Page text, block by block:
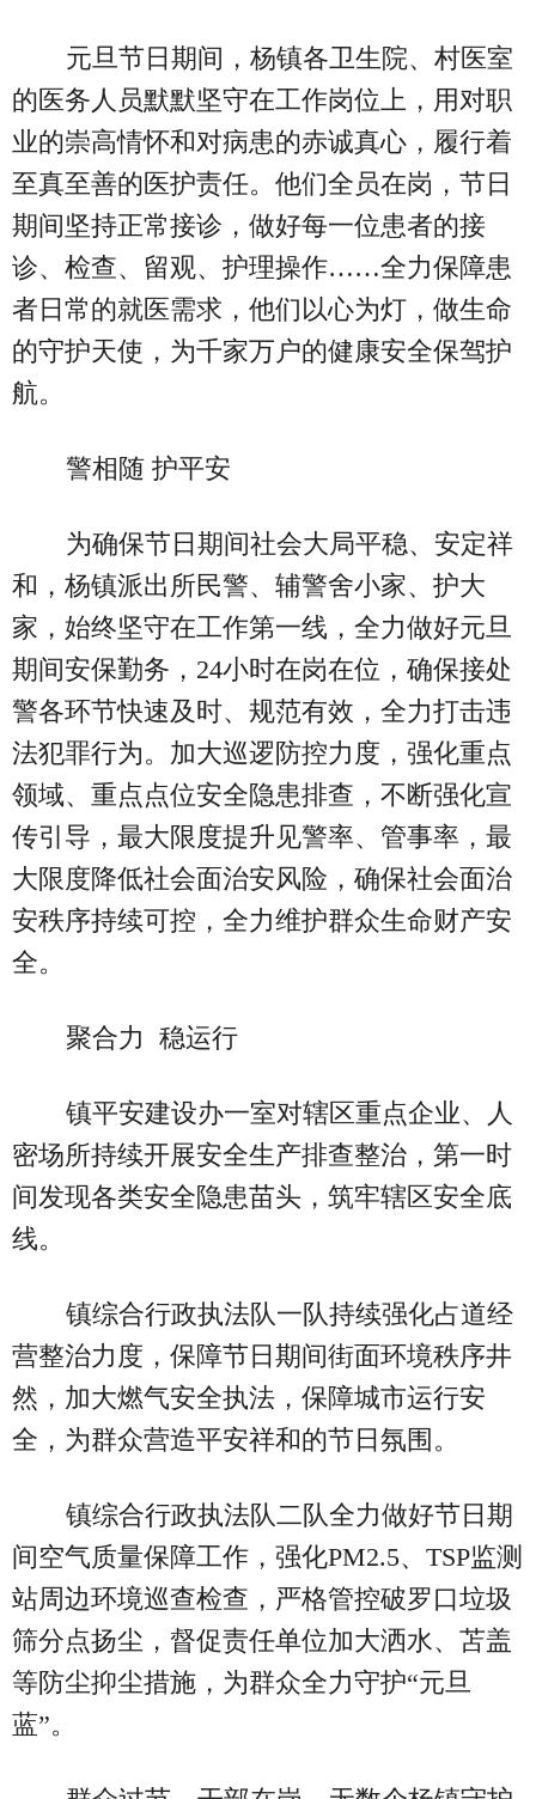
元旦节日期间，杨镇各卫生院、村医室
的医务人员默默坚守在工作岗位上，用对职
业的崇高情怀和对病患的赤诚真心，履行着
至真至善的医护责任。他们全员在岗，节日
期间坚持正常接诊，做好每一位患者的接
诊、检查、留观、护理操作……全力保障患
者日常的就医需求，他们以心为灯，做生命
的守护天使，为千家万户的健康安全保驾护
航。
警相随 护平安
为确保节日期间社会大局平稳、安定祥
和，杨镇派出所民警、辅警舍小家、护大
家，始终坚守在工作第一线，全力做好元旦
期间安保勤务，24小时在岗在位，确保接处
警各环节快速及时、规范有效，全力打击违
法犯罪行为。加大巡逻防控力度，强化重点
领域、重点点位安全隐患排查，不断强化宣
传引导，最大限度提升见警率、管事率，最
大限度降低社会面治安风险，确保社会面治
安秩序持续可控，全力维护群众生命财产安
全。
聚合力 稳运行
镇平安建设办一室对辖区重点企业、人
密场所持续开展安全生产排查整治，第一时
间发现各类安全隐患苗头，筑牢辖区安全底
线。
镇综合行政执法队一队持续强化占道经
营整治力度，保障节日期间街面环境秩序井
然，加大燃气安全执法，保障城市运行安
全，为群众营造平安祥和的节日氛围。
镇综合行政执法队二队全力做好节日期
间空气质量保障工作，强化PM2.5、TSP监测
站周边环境巡查检查，严格管控破罗口垃圾
筛分点扬尘，督促责任单位加大洒水、苫盖
等防尘抑尘措施，为群众全力守护“元旦
蓝”。